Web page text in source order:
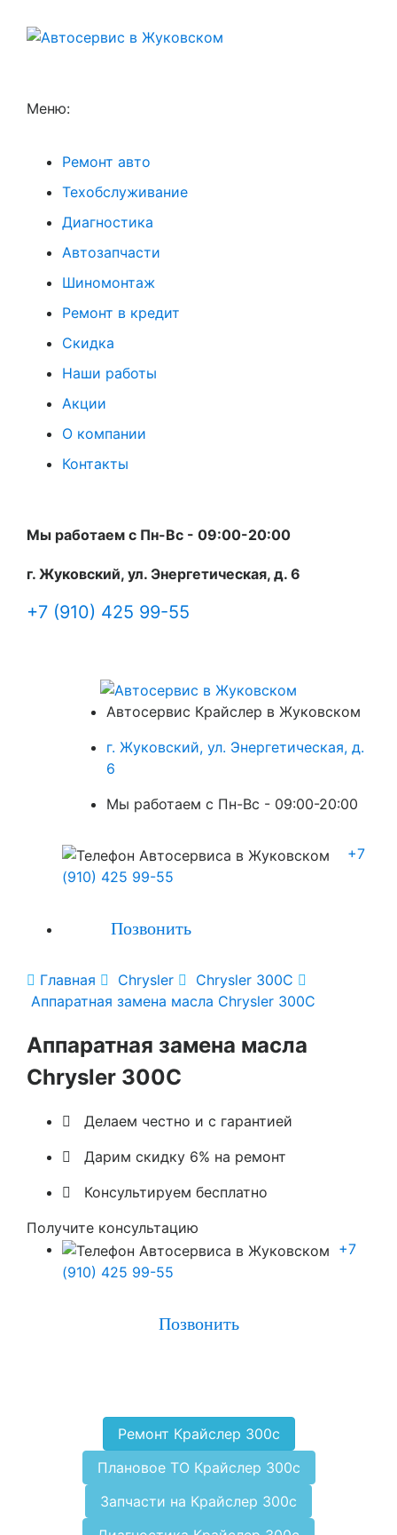
Меню:
Ремонт авто
Техобслуживание
Диагностика
Автозапчасти
Шиномонтаж
Ремонт в кредит
Скидка
Наши работы
Акции
О компании
Контакты
Мы работаем с Пн-Вc - 09:00-20:00
г. Жуковский, ул. Энергетическая, д. 6
+7 (910) 425 99-55
Автосервис Крайслер в Жуковском
г. Жуковский, ул. Энергетическая, д.
6
Мы работаем с Пн-Вc - 09:00-20:00
+7
(910) 425 99-55
Позвонить
 Главная  Chrysler  Chrysler 300C 
Аппаратная замена масла Chrysler 300C
Аппаратная замена масла
Chrysler 300C
 Делаем честно и с гарантией
 Дарим скидку 6% на ремонт
 Консультируем бесплатно
Получите консультацию
+7
(910) 425 99-55
Позвонить
Ремонт Крайслер 300с
Плановое ТО Крайслер 300с
Запчасти на Крайслер 300с